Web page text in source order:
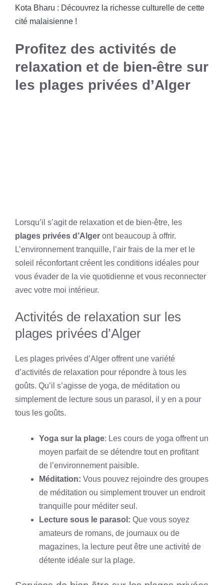
Kota Bharu : Découvrez la richesse culturelle de cette
cité malaisienne !
Profitez des activités de
relaxation et de bien-être sur
les plages privées d’Alger
Lorsqu’il s’agit de relaxation et de bien-être, les
plages privées d’Alger ont beaucoup à offrir.
L’environnement tranquille, l’air frais de la mer et le
soleil réconfortant créent les conditions idéales pour
vous évader de la vie quotidienne et vous reconnecter
avec votre moi intérieur.
Activités de relaxation sur les
plages privées d’Alger
Les plages privées d’Alger offrent une variété
d’activités de relaxation pour répondre à tous les
goûts. Qu’il s’agisse de yoga, de méditation ou
simplement de lecture sous un parasol, il y en a pour
tous les goûts.
Yoga sur la plage: Les cours de yoga offrent un
moyen parfait de se détendre tout en profitant
de l’environnement paisible.
Méditation: Vous pouvez rejoindre des groupes
de méditation ou simplement trouver un endroit
tranquille pour méditer seul.
Lecture sous le parasol: Que vous soyez
amateurs de romans, de journaux ou de
magazines, la lecture peut être une activité de
détente idéale sur la plage.